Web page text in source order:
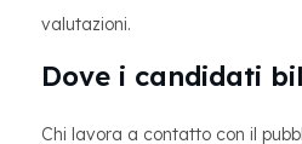
valutazioni.
Dove i candidati
Chi lavora a contatto con il